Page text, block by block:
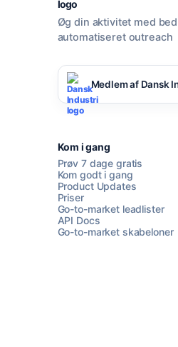
Øg din aktivitet med
automatiseret outreach
Medlem af Dansk
Kom i gang
Prøv 7 dage gratis
Kom godt i gang
Product Updates
Priser
Go-to-market leadlister
API Docs
Go-to-market skabeloner